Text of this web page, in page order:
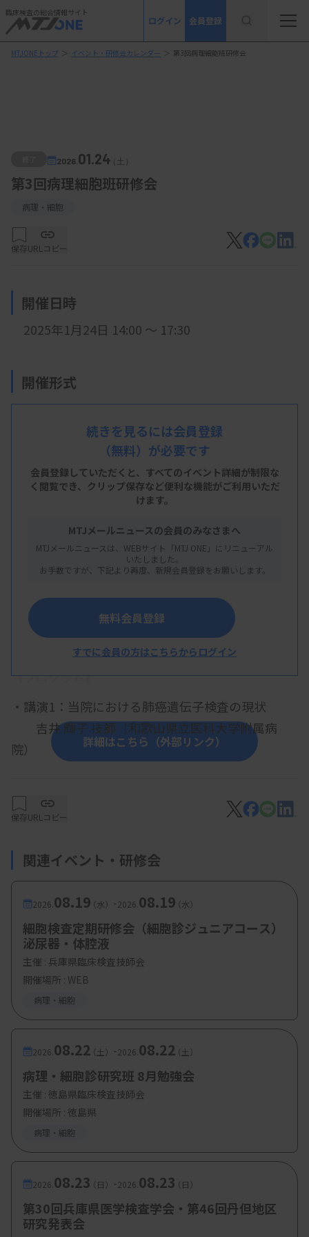
臨床検査の総合情報サイト
ログイン 会員登録
MTJONEトップ ＞ イベント・研修会カレンダー ＞ 第3回病理細胞班研修会
2026. 01.24（土）
第3回病理細胞班研修会
病理・細胞
保存URLコピー
開催日時
2025年1月24日 14:00 ～ 17:30
開催形式
現地開催
日本赤十字社和歌山医療センター 101会議室
主 催
概 要
【プログラム】
・講演1：当院における肺癌遺伝子検査の現状
吉井 輝子 技師（和歌山県立医科大学附属病
院）
ついて
楠木 結香 技師（和歌山労災病院 ）
・講演3：病理解剖のコツ
稲垣 充也 技師（公立那賀病院）
・講演4：顕微鏡の外の世界を覗くー検査値が教え
てくれることー
福井 直希 先生（大阪市民病院機構 大阪市立
総合医療センター）
※研修会終了後、意見交換会も予定
【参加費・定員など】
・参加費：日臨技会員無料（非会員の方は参加で
きません）
詳細はこちら（外部リンク）
続きを見るには会員登録
（無料）が必要です
会員登録していただくと、すべてのイベント詳細が制限な
く閲覧でき、 クリップ保存など便利な機能がご利用いただ
けます。
MTJメールニュースの会員のみなさまへ
MTJメールニュースは、WEBサイト「MTJ ONE」にリニューアル
いたしました。
お手数ですが、下記より再度、新規会員登録をお願いします。
無料会員登録
すでに会員の方はこちらからログイン
保存URLコピー
関連イベント・研修会
2026. 08.19（水） -2026. 08.19（水）
細胞検査定期研修会（細胞診ジュニアコース）
泌尿器・体腔液
主催 : 兵庫県臨床検査技師会
開催場所 : WEB
病理・細胞
2026. 08.22（土） -2026. 08.22（土）
病理・細胞診研究班 8月勉強会
主催 : 徳島県臨床検査技師会
開催場所 : 徳島県
病理・細胞
2026. 08.23（日） -2026. 08.23（日）
第30回兵庫県医学検査学会・第46回丹但地区
研究発表会